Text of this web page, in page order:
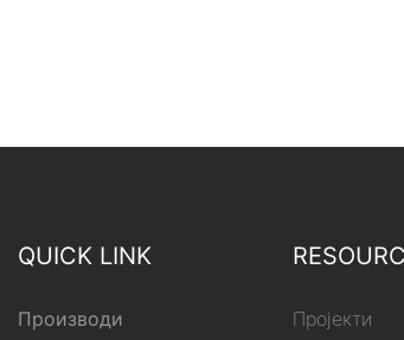
QUICK LINK
Производи
Пројекти